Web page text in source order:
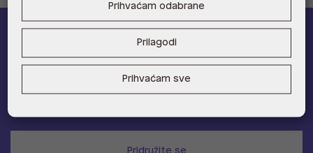
ALDO A-list
Prihvaćam odabrane
Prilagodi
Prihvaćam sve